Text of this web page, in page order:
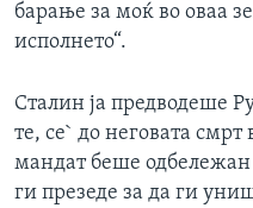
барање за моќ во оваа
исполнето“.
Сталин ја предводеше
те, се` до неговата смрт
мандат беше
ги презеде за да ги